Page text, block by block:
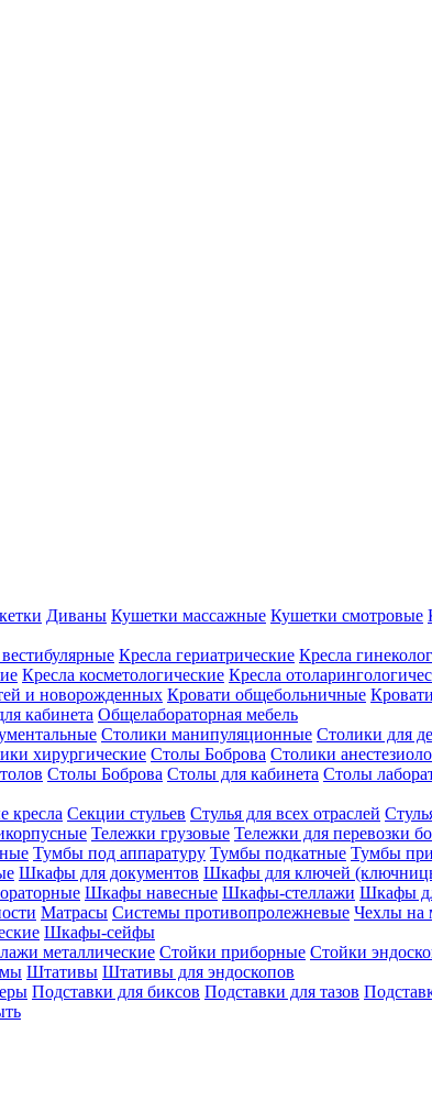
Диваны Кушетки массажные Кушетки смотровые
Кресла гериатрические Кресла
Кресла косметологические Кресла
и новорожденных Кровати общебольничные
кабинета Общелабораторная мебель
Столики манипуляционные Столики для
хирургические Столы Боброва Столики
Столы Боброва Столы для кабинета Столы
кресла Секции стульев Стулья для всех отраслей
Тележки грузовые Тележки для перевозки
Тумбы под аппаратуру Тумбы подкатные Тумбы
Шкафы для документов Шкафы для ключей
Шкафы навесные Шкафы-стеллажи Шкафы
Матрасы Системы противопролежневые Чехлы на
Шкафы-сейфы
металлические Стойки приборные Стойки
Штативы Штативы для эндоскопов
Подставки для биксов Подставки для тазов